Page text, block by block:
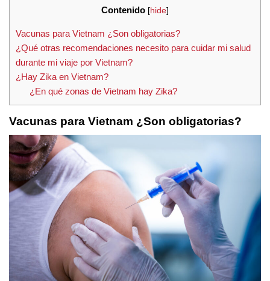
Contenido [hide]
Vacunas para Vietnam ¿Son obligatorias?
¿Qué otras recomendaciones necesito para cuidar mi salud
durante mi viaje por Vietnam?
¿Hay Zika en Vietnam?
¿En qué zonas de Vietnam hay Zika?
Vacunas para Vietnam ¿Son obligatorias?